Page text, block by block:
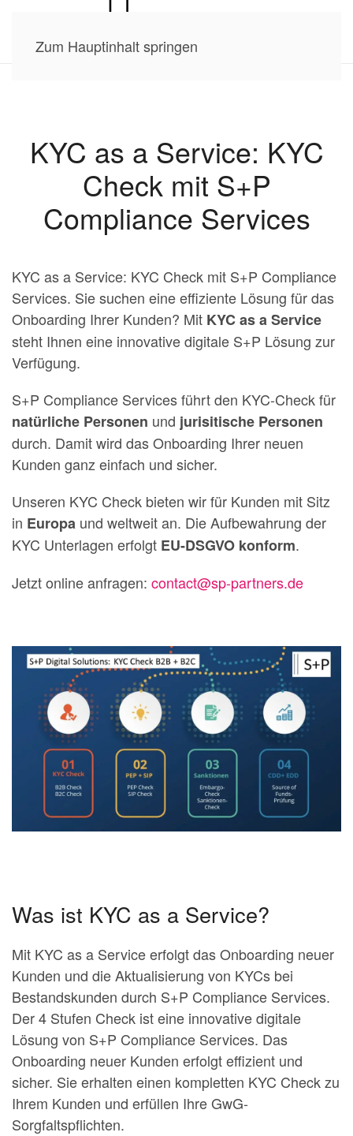
Zum Hauptinhalt springen
KYC as a Service: KYC
Check mit S+P
Compliance Services
KYC as a Service: KYC Check mit S+P Compliance
Services. Sie suchen eine effiziente Lösung für das
Onboarding Ihrer Kunden? Mit KYC as a Service
steht Ihnen eine innovative digitale S+P Lösung zur
Verfügung.
S+P Compliance Services führt den KYC-Check für
natürliche Personen und jurisitische Personen
durch. Damit wird das Onboarding Ihrer neuen
Kunden ganz einfach und sicher.
Unseren KYC Check bieten wir für Kunden mit Sitz
in Europa und weltweit an. Die Aufbewahrung der
KYC Unterlagen erfolgt EU-DSGVO konform.
Jetzt online anfragen: contact@sp-partners.de
Was ist KYC as a Service?
Mit KYC as a Service erfolgt das Onboarding neuer
Kunden und die Aktualisierung von KYCs bei
Bestandskunden durch S+P Compliance Services.
Der 4 Stufen Check ist eine innovative digitale
Lösung von S+P Compliance Services. Das
Onboarding neuer Kunden erfolgt effizient und
sicher. Sie erhalten einen kompletten KYC Check zu
Ihrem Kunden und erfüllen Ihre GwG-
Sorgfaltspflichten.